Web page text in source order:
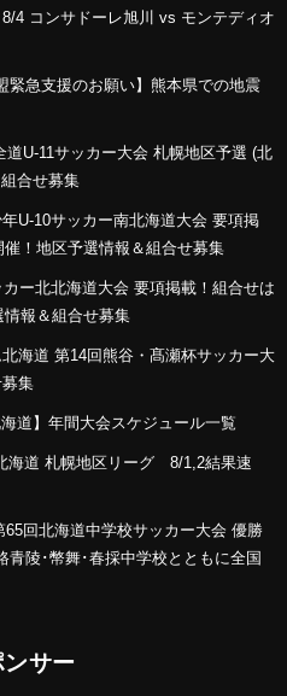
4 コンサドーレ旭川 vs モンテディオ
緊急支援のお願い】熊本県での地震
U-11サッカー大会 札幌地区予選 (北
合せ募集
U-10サッカー南北海道大会 要項掲
！地区予選情報＆組合せ募集
ー北北海道大会 要項掲載！組合せは
報＆組合せ募集
海道 第14回熊谷・髙瀬杯サッカー大
集
道】年間大会スケジュール一覧
海道 札幌地区リーグ 8/1,2結果速
回北海道中学校サッカー大会 優勝
青陵･幣舞･春採中学校とともに全国
ンサー